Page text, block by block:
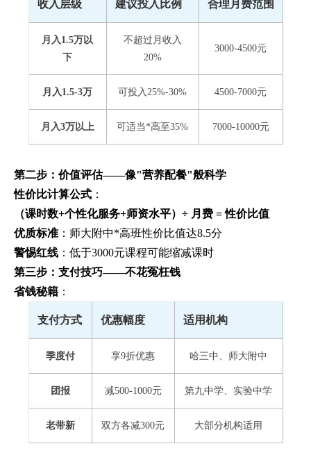
收入层级 建议投入比例 合理月费范围
月入1.5万以
下
不超过月收入
20%
3000-4500元
月入1.5-3万 可投入25%-30% 4500-7000元
月入3万以上 可适当*高至35% 7000-10000元
第二步：价值评估——像"营养配餐"般科学
性价比计算公式 ：
（课时数+个性化服务+师资水平）÷ 月费 = 性价比值
优质标准 ：师大附中*高班性价比值达8.5分
警惕红线 ：低于3000元课程可能缩减课时
第三步：支付技巧——不花冤枉钱
省钱秘籍 ：
支付方式 优惠幅度 适用机构
季度付 享9折优惠 哈三中、师大附中
团报 减500-1000元 第九中学、实验中学
老带新 双方各减300元 大部分机构适用